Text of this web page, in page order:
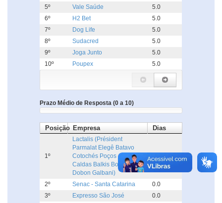
5º
Vale Saúde
5.0
6º
H2 Bet
5.0
7º
Dog Life
5.0
8º
Sudacred
5.0
9º
Joga Junto
5.0
10º
Poupex 5.0
Prazo Médio de Resposta (0 a 10)
Posição Empresa Dias
1º
Lactalis (Président
Parmalat Elegê Batavo
Cotochés Poços de
Caldas Balkis Boa Nata
Dobon Galbani)
0.0
2º Senac - Santa Catarina
0.0
3º
Expresso São José
0.0